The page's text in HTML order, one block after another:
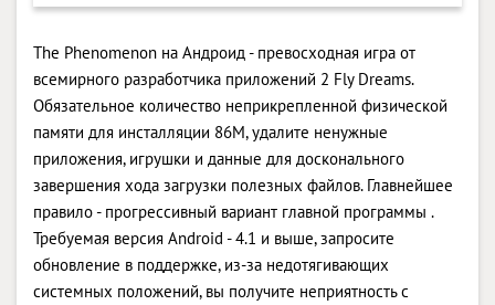
The Phenomenon на Андроид - превосходная игра от
всемирного разработчика приложений 2 Fly Dreams.
Обязательное количество неприкрепленной физической
памяти для инсталляции 86M, удалите ненужные
приложения, игрушки и данные для досконального
завершения хода загрузки полезных файлов. Главнейшее
правило - прогрессивный вариант главной программы .
Требуемая версия Android - 4.1 и выше, запросите
обновление в поддержке, из-за недотягивающих
системных положений, вы получите неприятность с